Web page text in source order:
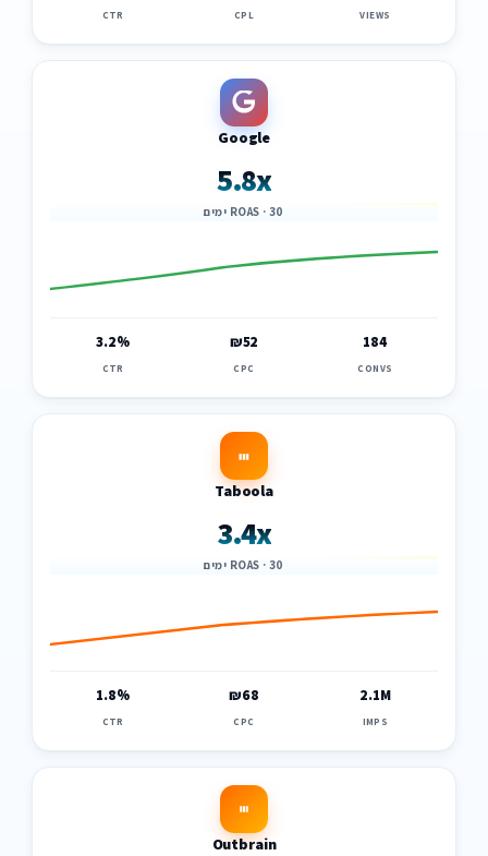
VIEWS
CPL
CTR
Google
5.8x
ROAS · 30 ימים
184
CONVS
₪52
CPC
3.2%
CTR
Taboola
3.4x
ROAS · 30 ימים
2.1M
IMPS
₪68
CPC
1.8%
CTR
Outbrain